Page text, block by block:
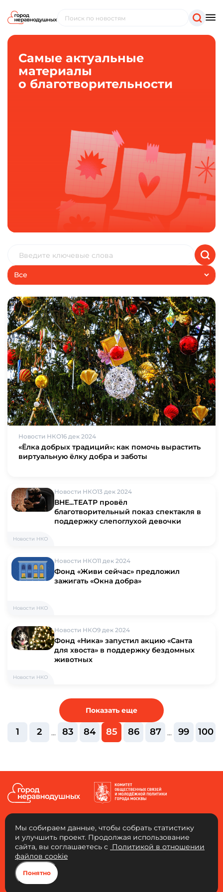
Самые актуальные
материалы
о благотворительности
Все
Новости НКО16 дек 2024
«Ёлка добрых традиций»: как помочь вырастить
виртуальную ёлку добра и заботы
Новости НКО
Новости НКО13 дек 2024
ВНЕ...ТЕАТР провёл
благотворительный показ спектакля в
поддержку слепоглухой девочки
Новости НКО
Новости НКО11 дек 2024
Фонд «Живи сейчас» предложил
зажигать «Окна добра»
Новости НКО
Новости НКО9 дек 2024
Фонд «Ника» запустил акцию «Санта
для хвоста» в поддержку бездомных
животных
1 2 ... 83 84 85 86 87 ... 99 100
Показать еще
АНО «Город неравнодушных»
Юридический адрес: 109456, г. Москва, 4-й Вешняковский проезд, д. 1, к. 1,
ком. 103. ОГРН: 1217700334653 ИНН: 9721136325 КПП: 772101001
Город неравнодушных, 2026
Мы собираем данные, чтобы собрать статистику
и улучшить проект. Продолжая использование
сайта, вы соглашаетесь с Политикой в отношении
файлов cookie
Понятно